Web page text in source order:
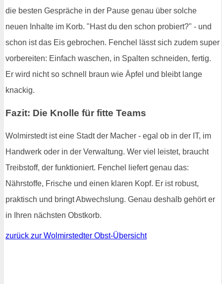
die besten Gespräche in der Pause genau über solche
neuen Inhalte im Korb. "Hast du den schon probiert?" - und
schon ist das Eis gebrochen. Fenchel lässt sich zudem super
vorbereiten: Einfach waschen, in Spalten schneiden, fertig.
Er wird nicht so schnell braun wie Äpfel und bleibt lange
knackig.
Fazit: Die Knolle für fitte Teams
Wolmirstedt ist eine Stadt der Macher - egal ob in der IT, im
Handwerk oder in der Verwaltung. Wer viel leistet, braucht
Treibstoff, der funktioniert. Fenchel liefert genau das:
Nährstoffe, Frische und einen klaren Kopf. Er ist robust,
praktisch und bringt Abwechslung. Genau deshalb gehört er
in Ihren nächsten Obstkorb.
zurück zur Wolmirstedter Obst-Übersicht